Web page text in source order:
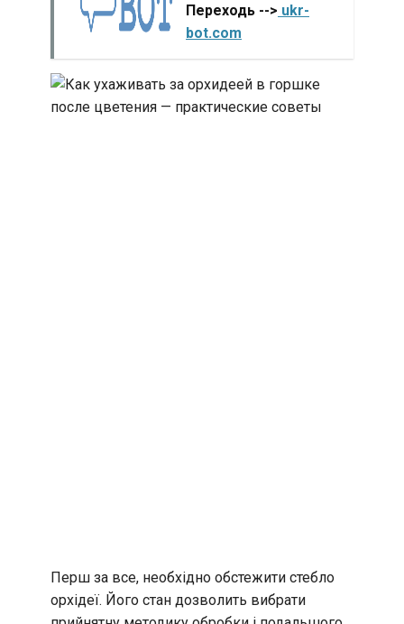
Переходь --> ukr-
bot.com
Перш за все, необхідно обстежити стебло
орхідеї. Його стан дозволить вибрати